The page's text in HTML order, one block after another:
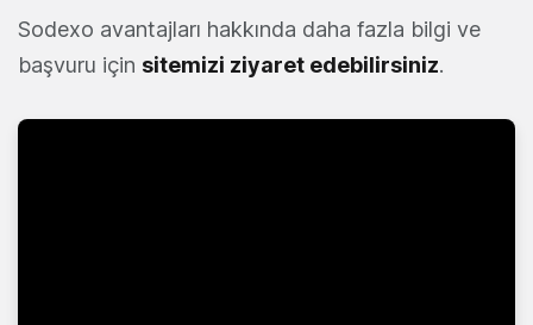
Sodexo avantajları hakkında daha fazla bilgi ve
başvuru için sitemizi ziyaret edebilirsiniz.